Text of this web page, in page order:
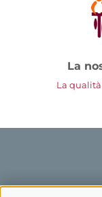
La
La